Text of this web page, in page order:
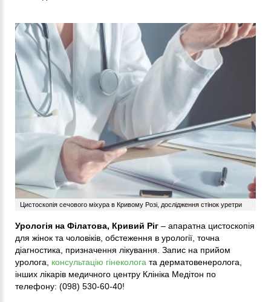
Цистоскопія сечового міхура в Кривому Розі, дослідження стінок уретри
Урологія на Філатова, Кривий Ріг – апаратна цистоскопія
для жінок та чоловіків, обстеження в урології, точна
діагностика, призначення лікування. Запис на прийом
уролога, консультацію гінеколога та дерматовенеролога,
інших лікарів медичного центру Клініка Медітон по
телефону: (098) 530-60-40!